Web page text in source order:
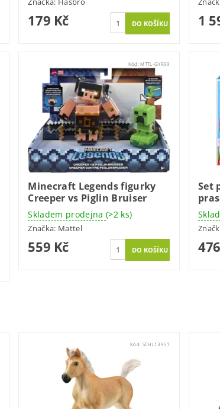
179 Kč 1
Kód:MTTL-GYR99
Minecraft Legends figurky
Creeper vs Piglin Bruiser
Skladem prodejna (>2 ks)
Značka: Mattel
559 Kč
Set
Kód: SCHL13951